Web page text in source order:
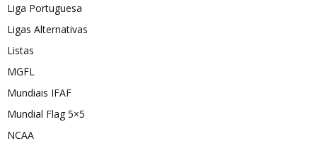
Liga Portuguesa
Ligas Alternativas
Listas
MGFL
Mundiais IFAF
Mundial Flag 5×5
NCAA